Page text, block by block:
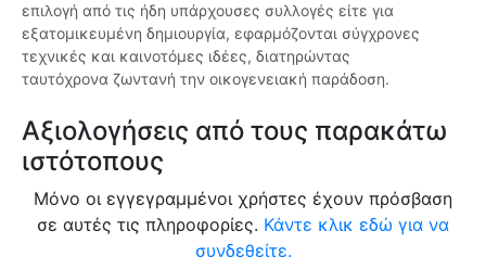
επιλογή από τις ήδη υπάρχουσες συλλογές είτε για
εξατομικευμένη δημιουργία, εφαρμόζονται σύγχρονες
τεχνικές και καινοτόμες ιδέες, διατηρώντας
ταυτόχρονα ζωντανή την οικογενειακή παράδοση.
Αξιολογήσεις από τους παρακάτω
ιστότοπους
Μόνο οι εγγεγραμμένοι χρήστες έχουν πρόσβαση
σε αυτές τις πληροφορίες. Κάντε κλικ εδώ για να
συνδεθείτε.